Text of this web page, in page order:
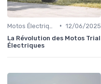
• 12/06/2025
La Révolution des Motos Trial
Électriques